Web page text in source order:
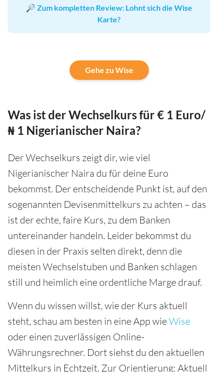
🔎 Zum kompletten Review: Lohnt sich die Wise
Karte?
Gehe zu Wise
Was ist der Wechselkurs für € 1 Euro/
₦ 1 Nigerianischer Naira?
Der Wechselkurs zeigt dir, wie viel
Nigerianischer Naira du für deine Euro
bekommst. Der entscheidende Punkt ist, auf den
sogenannten Devisenmittelkurs zu achten – das
ist der echte, faire Kurs, zu dem Banken
untereinander handeln. Leider bekommst du
diesen in der Praxis selten direkt, denn die
meisten Wechselstuben und Banken schlagen
still und heimlich eine ordentliche Marge drauf.
Wenn du wissen willst, wie der Kurs aktuell
steht, schau am besten in eine App wieWise
oder einen zuverlässigen Online-
Währungsrechner. Dort siehst du den aktuellen
Mittelkurs in Echtzeit. Zur Orientierung: Aktuell